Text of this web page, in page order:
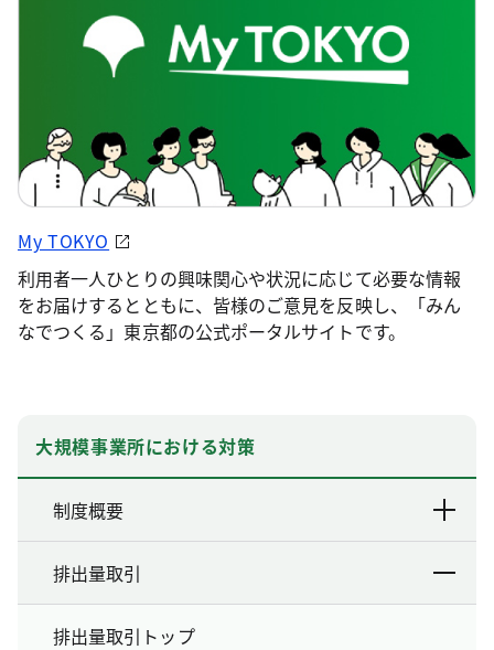
My TOKYO
利用者一人ひとりの興味関心や状況に応じて必要な情報
をお届けするとともに、皆様のご意見を反映し、「みん
なでつくる」東京都の公式ポータルサイトです。
大規模事業所における対策
制度概要
排出量取引
排出量取引トップ